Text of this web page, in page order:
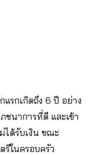
รกเกิดถึง 6 ปี อย่าง
ชนาการที่ดี และเข้า
ได้รับเงิน ขณะ
รีในครอบครัว